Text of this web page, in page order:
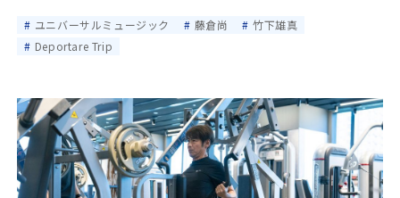
ユニバーサルミュージック 藤倉尚
竹下雄真
Deportare Trip